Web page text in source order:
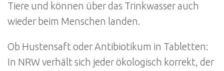
Tiere und können über das Trinkwasser auch
wieder beim Menschen landen.
Ob Hustensaft oder Antibiotikum in Tabletten:
In NRW verhält sich jeder ökologisch korrekt, der